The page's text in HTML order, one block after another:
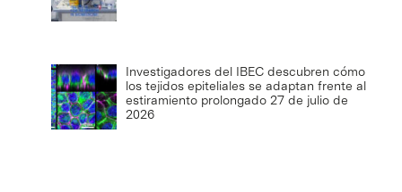
Investigadores del IBEC descubren cómo
los tejidos epiteliales se adaptan frente al
estiramiento prolongado 27 de julio de
2026